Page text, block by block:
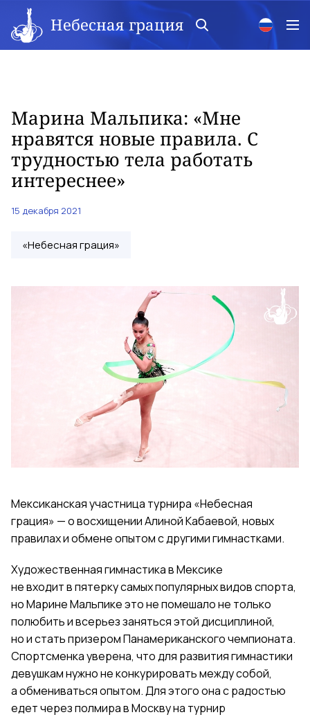
Небесная грация
Марина Мальпика: «Мне
нравятся новые правила. С
трудностью тела работать
интереснее»
15 декабря 2021
«Небесная грация»
Мексиканская участница турнира «Небесная
грация» — о восхищении Алиной Кабаевой, новых
правилах и обмене опытом с другими гимнастками.
Художественная гимнастика в Мексике
не входитвпятерку самых популярных видов спорта,
но Марине Мальпике это не помешало не только
полюбить и всерьез заняться этой дисциплиной,
но и стать призером Панамериканского чемпионата.
Спортсменка уверена, что для развития гимнастики
девушкам нужно не конкурировать между собой,
а обмениваться опытом. Для этого она с радостью
едет через полмира в Москву на турнир